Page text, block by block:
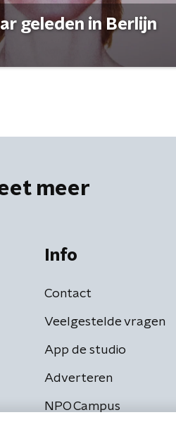
geleden in Berlijn
meer
Info
Contact
Veelgestelde vragen
App de studio
Adverteren
NPO Campus